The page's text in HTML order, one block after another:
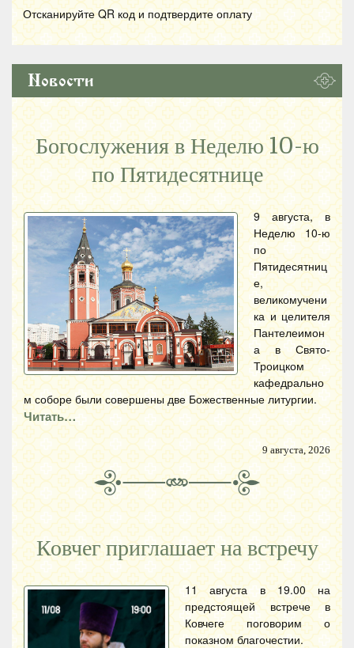
Отсканируйте QR код и подтвердите оплату
Новости
Богослужения в Неделю 10-ю
по Пятидесятнице
9 августа, в
Неделю 10-ю
по
Пятидесятниц
е,
великомучени
ка и целителя
Пантелеимон
а в Свято-
Троицком
кафедрально
м соборе были совершены две Божественные литургии.
Читать…
9 августа, 2026
Ковчег приглашает на встречу
11 августа в 19.00 на
предстоящей встрече в
Ковчеге поговорим о
показном благочестии.